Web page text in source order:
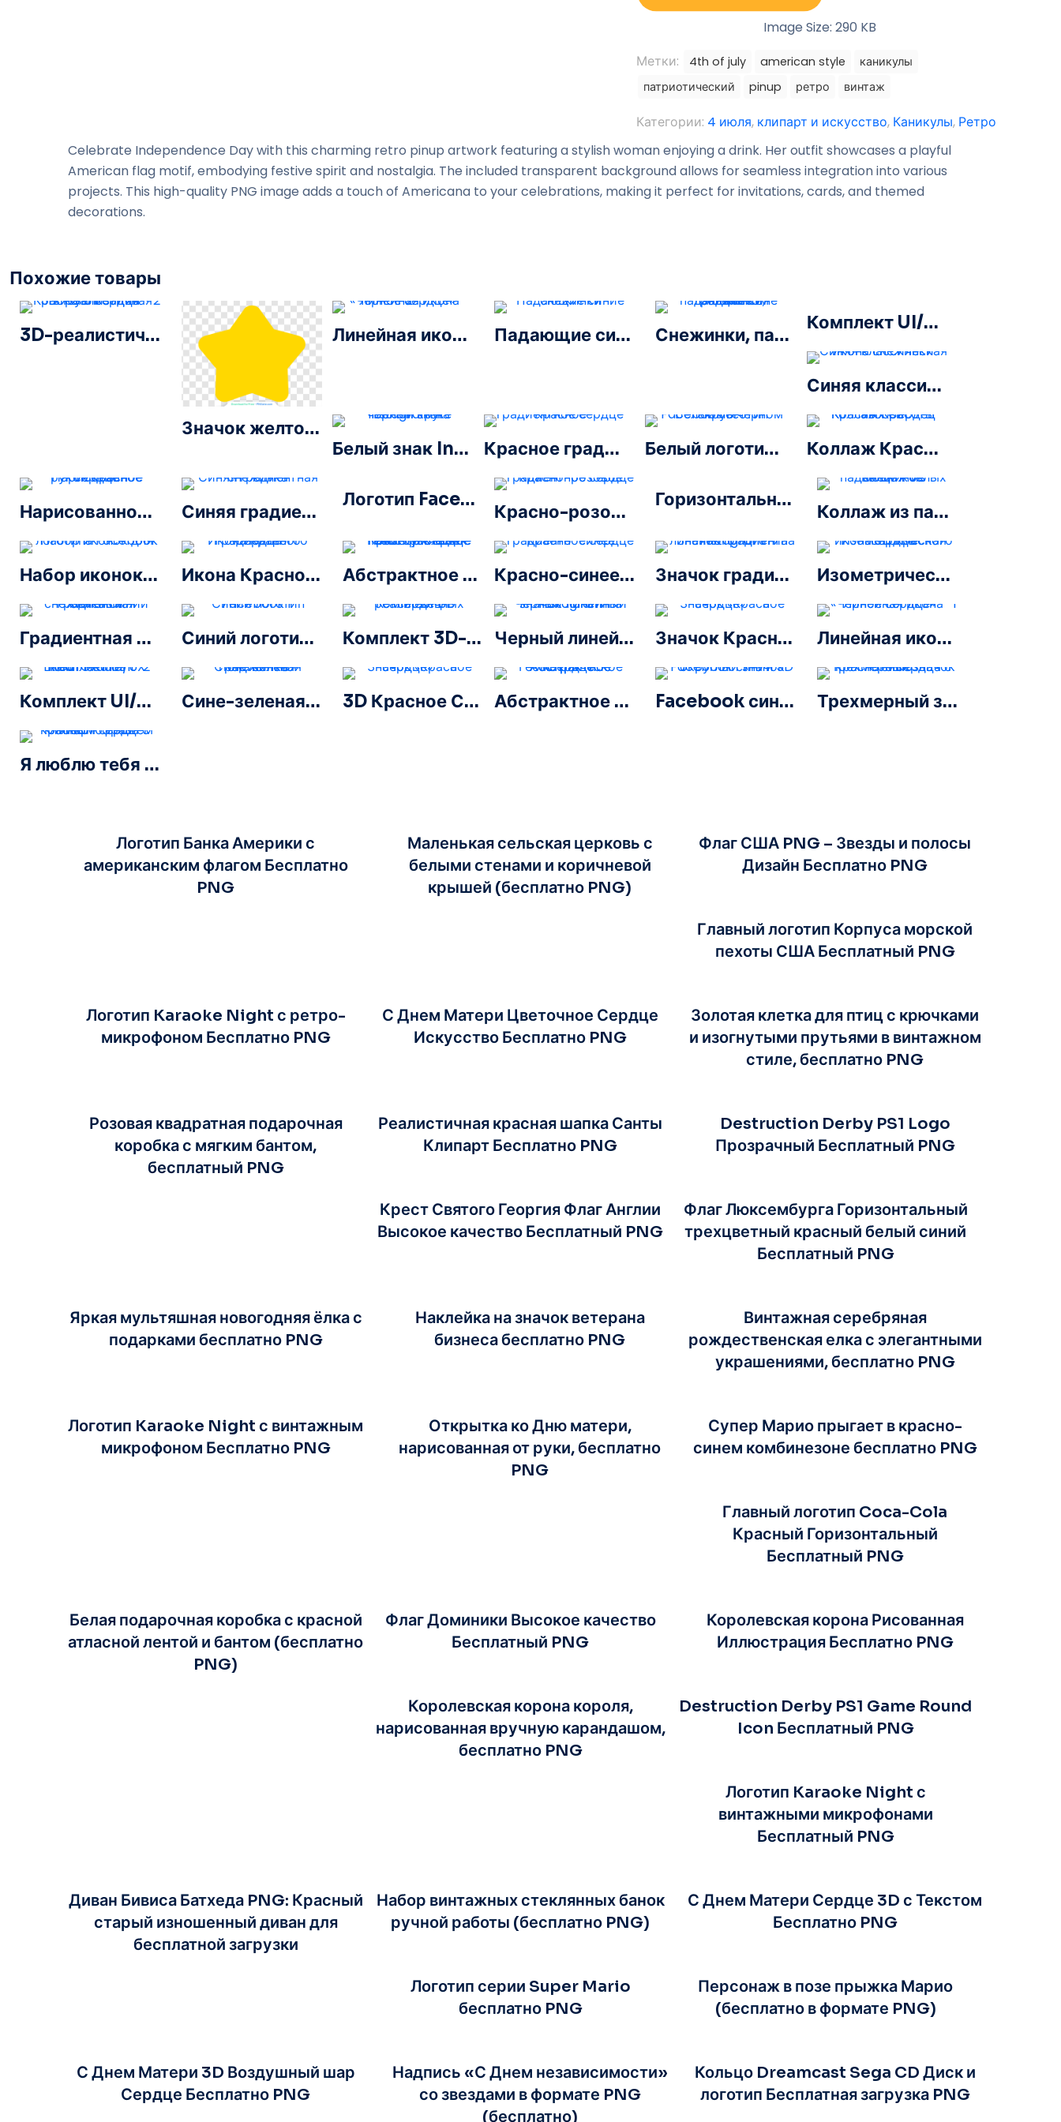
Image Size: 290 KB
Метки:
4th of july american style
каникулы
патриотический
pinup ретро винтаж
Категории: 4 июля, клипарт и искусство, Каникулы, Ретро
Celebrate Independence Day with this charming retro pinup artwork featuring a stylish woman enjoying a drink. Her outfit showcases a playful
American flag motif, embodying festive spirit and nostalgia. The included transparent background allows for seamless integration into various
projects. This high-quality PNG image adds a touch of Americana to your celebrations, making it perfect for invitations, cards, and themed
decorations.
Похожие товары
3D-реалистичная визуализация Красного сердца – 2
Значок желтой звезды с закругленными углами
Линейная икона «Черное сердце» — 2 Падающие синие снежинки Снежинки, падающие сине-зеленые с градиентом
Комплект UI/UX Red-Gradient-Linear Hearts
Синяя классическая икона снежинки
Белый знак Instagram на черном круге Красное градиентное сердце Белый логотип Facebook в черном круге Коллаж Красоты Красных Сердец Любви
Нарисованное рукой красное сердце Синяя градиентная снежинка
Логотип Facebook в синем кружке
Красно-розовое градиентное сердце
Горизонтальный синий логотип Facebook
Коллаж из падающих белых снежинок
Набор иконок для логотипа Facebook Икона Красного Градиентного Сердца Абстрактное Геометрическое Многоугольник Красное Сердце Красно-синее градиентное сердце Значок градиента линейного логотипа Instagram Изометрическая икона 3D Красного сердца
Градиентная снежинка Синий Зеленый Синий логотип Facebook F Комплект 3D-реалистичных сердец Черный линейный значок логотипа Instagram Значок Красного Сердца – 3 Линейная икона «Черное сердце» — 1
Комплект UI/UX Red-Gradient-Linear Hearts — 2 Сине-зеленая градиентная снежинка 3D Красное Сердце Абстрактное Геометрическое Абстрактное Сердце Facebook синий градиент округлый значок Трехмерный значок красного сердца с тенью
Я люблю тебя – клипарт-фраза с красным сердцем
Логотип Банка Америки с
американским флагом Бесплатно
PNG
Маленькая сельская церковь с
белыми стенами и коричневой
крышей (бесплатно PNG)
Флаг США PNG – Звезды и полосы
Дизайн Бесплатно PNG
Главный логотип Корпуса морской
пехоты США Бесплатный PNG
Логотип Karaoke Night с ретро-
микрофоном Бесплатно PNG
С Днем Матери Цветочное Сердце
Искусство Бесплатно PNG
Золотая клетка для птиц с крючками
и изогнутыми прутьями в винтажном
стиле, бесплатно PNG
Розовая квадратная подарочная
коробка с мягким бантом,
бесплатный PNG
Реалистичная красная шапка Санты
Клипарт Бесплатно PNG
Destruction Derby PS1 Logo
Прозрачный Бесплатный PNG
Крест Святого Георгия Флаг Англии
Высокое качество Бесплатный PNG
Флаг Люксембурга Горизонтальный
трехцветный красный белый синий
Бесплатный PNG
Яркая мультяшная новогодняя ёлка с
подарками бесплатно PNG
Наклейка на значок ветерана
бизнеса бесплатно PNG
Винтажная серебряная
рождественская елка с элегантными
украшениями, бесплатно PNG
Логотип Karaoke Night с винтажным
микрофоном Бесплатно PNG
Открытка ко Дню матери,
нарисованная от руки, бесплатно
PNG
Супер Марио прыгает в красно-
синем комбинезоне бесплатно PNG
Главный логотип Coca-Cola
Красный Горизонтальный
Бесплатный PNG
Белая подарочная коробка с красной
атласной лентой и бантом (бесплатно
PNG)
Флаг Доминики Высокое качество
Бесплатный PNG
Королевская корона Рисованная
Иллюстрация Бесплатно PNG
Королевская корона короля,
нарисованная вручную карандашом,
бесплатно PNG
Destruction Derby PS1 Game Round
Icon Бесплатный PNG
Логотип Karaoke Night с
винтажными микрофонами
Бесплатный PNG
Диван Бивиса Батхеда PNG: Красный
старый изношенный диван для
бесплатной загрузки
Набор винтажных стеклянных банок
ручной работы (бесплатно PNG)
С Днем Матери Сердце 3D с Текстом
Бесплатно PNG
Логотип серии Super Mario
бесплатно PNG
Персонаж в позе прыжка Марио
(бесплатно в формате PNG)
С Днем Матери 3D Воздушный шар
Сердце Бесплатно PNG
Надпись «С Днем независимости»
со звездами в формате PNG
(бесплатно)
Кольцо Dreamcast Sega CD Диск и
логотип Бесплатная загрузка PNG